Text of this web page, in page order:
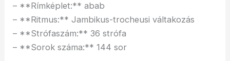
– **Rímképlet:** abab
– **Ritmus:** Jambikus-trocheusi váltakozás
– **Strófaszám:** 36 strófa
– **Sorok száma:** 144 sor